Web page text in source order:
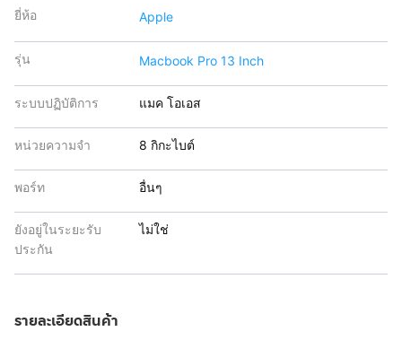
ยี่ห้อ Apple
รุ่น Macbook Pro 13 Inch
ระบบปฏิบัติการ แมค โอเอส
หน่วยความจำ 8 กิกะไบต์
พอร์ท อื่นๆ
ยังอยู่ในระยะรับ
ประกัน
ไม่ใช่
รายละเอียดสินค้า